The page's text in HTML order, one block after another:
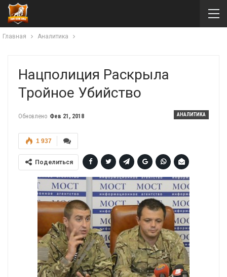
Главная Аналитика
Нацполиция Раскрыла
Тройное Убийство
АНАЛИТИКА
Обновлено Фев 21, 2018
1 937
Поделиться